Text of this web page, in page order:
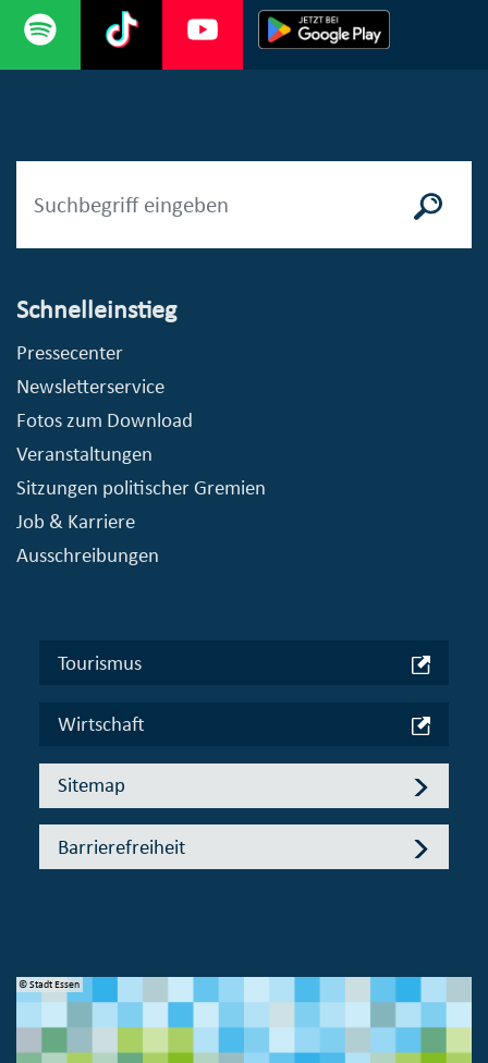
Schnelleinstieg
Pressecenter
Newsletterservice
Fotos zum Download
Veranstaltungen
Sitzungen politischer Gremien
Job & Karriere
Ausschreibungen
Tourismus
Wirtschaft
Sitemap
Barrierefreiheit
© Stadt Essen